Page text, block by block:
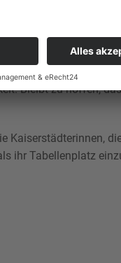
mit der
Bleibt zu hoffen,
Kaiserstädterinnen,
ihr Tabellenplatz